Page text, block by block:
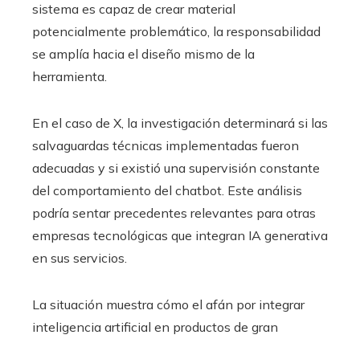
sistema es capaz de crear material
potencialmente problemático, la responsabilidad
se amplía hacia el diseño mismo de la
herramienta.
En el caso de X, la investigación determinará si las
salvaguardas técnicas implementadas fueron
adecuadas y si existió una supervisión constante
del comportamiento del chatbot. Este análisis
podría sentar precedentes relevantes para otras
empresas tecnológicas que integran IA generativa
en sus servicios.
La situación muestra cómo el afán por integrar
inteligencia artificial en productos de gran